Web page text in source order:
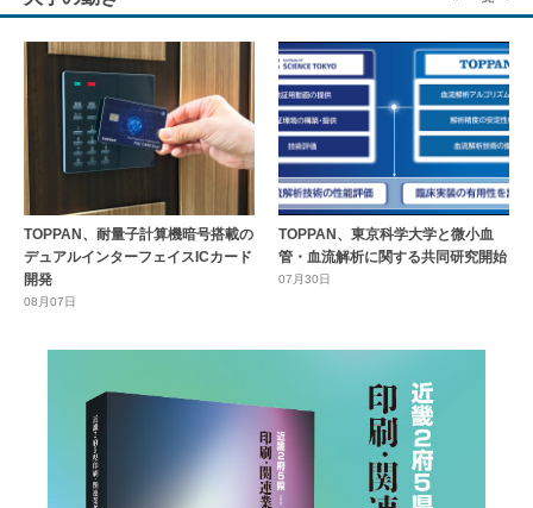
TOPPAN、耐量子計算機暗号搭載の
デュアルインターフェイスICカード
開発
08月07日
TOPPAN、東京科学大学と微小血
管・血流解析に関する共同研究開始
07月30日